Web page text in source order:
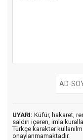
UYARI: Küfür, hakaret,
saldırı içeren, imla
Türkçe karakter
onaylanmamaktadır.